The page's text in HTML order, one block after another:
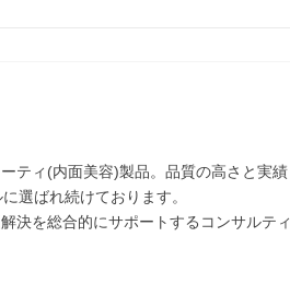
ティ(内面美容)製品。品質の高さと実績
選ばれ続けております。
決を総合的にサポートするコンサルティ